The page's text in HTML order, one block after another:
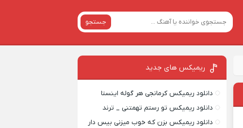
جستجو
ریمیکس‌ های جدید
دانلود ریمیکس کرمانجی هر گوله اینستا
دانلود ریمیکس تو رستم تهمتنی _ ترند
دانلود ریمیکس بزن که خوب میزنی بیس دار